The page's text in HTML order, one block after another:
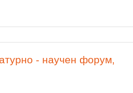
- научен форум,